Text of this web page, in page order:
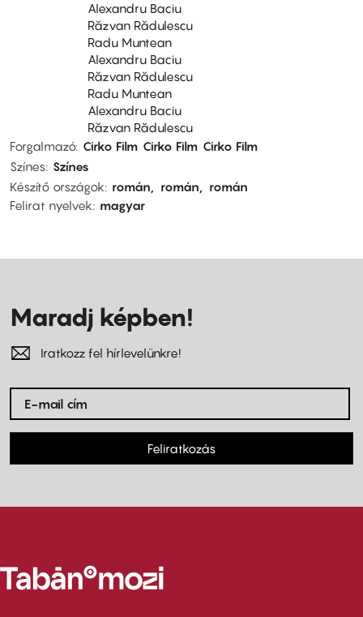
Alexandru Baciu
Răzvan Rădulescu
Radu Muntean
Alexandru Baciu
Răzvan Rădulescu
Radu Muntean
Alexandru Baciu
Răzvan Rădulescu
Forgalmazó Cirko Film Cirko Film Cirko Film
Színes Színes
Készítő országok
román román
román
Felirat nyelvek
magyar
Maradj képben!
Iratkozz fel hírlevelünkre!
Feliratkozás